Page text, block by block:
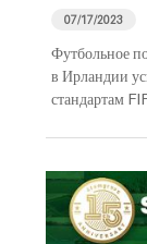
07/17/2023
Футбольное
в Ирландии
стандартам